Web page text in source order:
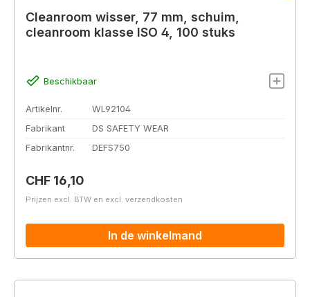
Cleanroom wisser, 77 mm, schuim,
cleanroom klasse ISO 4, 100 stuks
Beschikbaar
Artikelnr.
WL92104
Fabrikant
DS SAFETY WEAR
Fabrikantnr.
DEFS750
Normale prijs:
CHF 16,10
Prijzen excl. BTW en excl. verzendkosten
In de winkelmand